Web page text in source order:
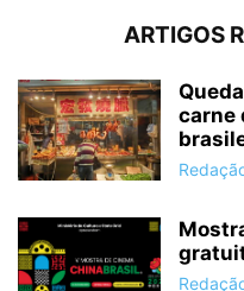
ARTIGOS
carne